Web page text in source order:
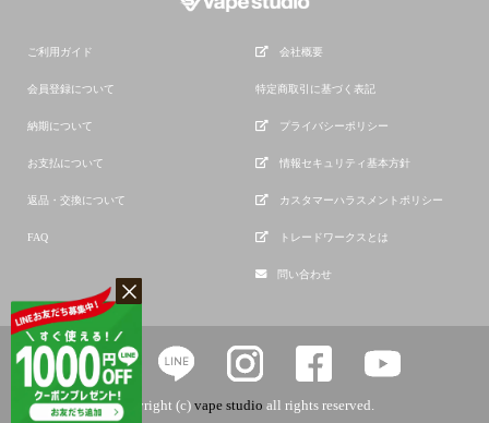
ご利用ガイド
会員登録について
納期について
お支払について
返品・交換について
FAQ
会社概要
特定商取引に基づく表記
プライバシーポリシー
情報セキュリティ基本方針
カスタマーハラスメントポリシー
トレードワークスとは
問い合わせ
copyright (c) vape studio all rights reserved.